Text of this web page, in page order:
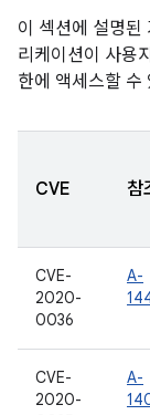
이 섹션에 설명된
리케이션이 사용
한에 액세스할 수
CVE 참
CVE-
2020-
0036
A-
CVE-
2020-
A-